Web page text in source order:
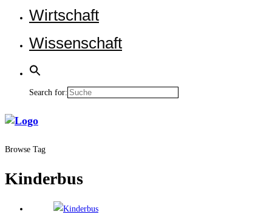
Wirt­schaft
Wis­sen­schaft
Search for:
Browse Tag
Kinderbus